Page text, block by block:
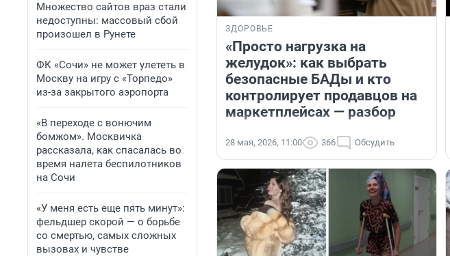
Множество сайтов враз стали
недоступны: массовый сбой
произошел в Рунете
ФК «Сочи» не может улететь в
Москву на игру с «Торпедо»
из-за закрытого аэропорта
«В переходе с вонючим
бомжом». Москвичка
рассказала, как спасалась во
время налета беспилотников
на Сочи
«У меня есть еще пять минут»:
фельдшер скорой — о борьбе
со смертью, самых сложных
вызовах и чувстве
ЗДОРОВЬЕ
«Просто нагрузка на
желудок»: как выбрать
безопасные БАДы и кто
контролирует продавцов на
маркетплейсах — разбор
28 мая, 2026, 11:00 366 Обсудить